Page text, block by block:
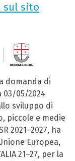
sul sito
domanda di
05/2024
sviluppo di
piccole e medie
2021–2027, ha
Europea,
21–27, per la